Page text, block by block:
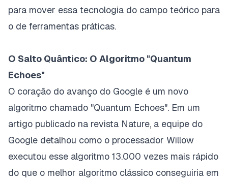
para mover essa tecnologia do campo teórico para
o de ferramentas práticas.
O Salto Quântico: O Algoritmo "Quantum
Echoes"
O coração do avanço do Google é um novo
algoritmo chamado "Quantum Echoes". Em um
artigo publicado na revista Nature, a equipe do
Google detalhou como o processador Willow
executou esse algoritmo 13.000 vezes mais rápido
do que o melhor algoritmo clássico conseguiria em